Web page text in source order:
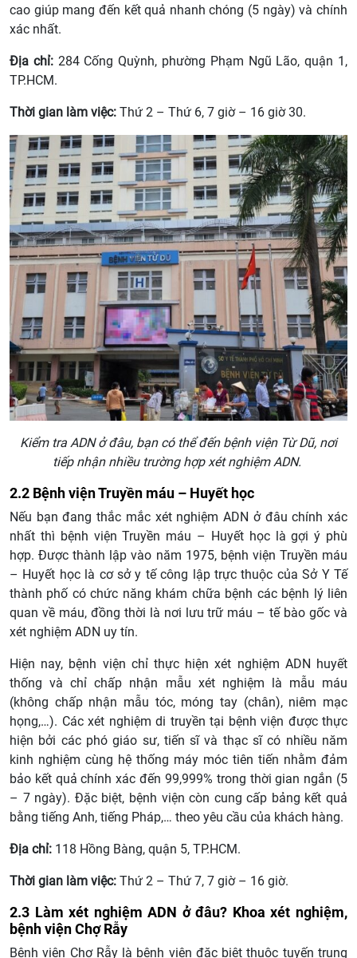
cao giúp mang đến kết quả nhanh chóng (5 ngày) và chính
xác nhất.
Địa chỉ: 284 Cống Quỳnh, phường Phạm Ngũ Lão, quận 1,
TP.HCM.
Thời gian làm việc: Thứ 2 – Thứ 6, 7 giờ – 16 giờ 30.
Kiểm tra ADN ở đâu, bạn có thể đến bệnh viện Từ Dũ, nơi
tiếp nhận nhiều trường hợp xét nghiệm ADN.
2.2 Bệnh viện Truyền máu – Huyết học
Nếu bạn đang thắc mắc xét nghiệm ADN ở đâu chính xác
nhất thì bệnh viện Truyền máu – Huyết học là gợi ý phù
hợp. Được thành lập vào năm 1975, bệnh viện Truyền máu
– Huyết học là cơ sở y tế công lập trực thuộc của Sở Y Tế
thành phố có chức năng khám chữa bệnh các bệnh lý liên
quan về máu, đồng thời là nơi lưu trữ máu – tế bào gốc và
xét nghiệm ADN uy tín.
Hiện nay, bệnh viện chỉ thực hiện xét nghiệm ADN huyết
thống và chỉ chấp nhận mẫu xét nghiệm là mẫu máu
(không chấp nhận mẫu tóc, móng tay (chân), niêm mạc
họng,…). Các xét nghiệm di truyền tại bệnh viện được thực
hiện bởi các phó giáo sư, tiến sĩ và thạc sĩ có nhiều năm
kinh nghiệm cùng hệ thống máy móc tiên tiến nhằm đảm
bảo kết quả chính xác đến 99,999% trong thời gian ngắn (5
– 7 ngày). Đặc biệt, bệnh viện còn cung cấp bảng kết quả
bằng tiếng Anh, tiếng Pháp,… theo yêu cầu của khách hàng.
Địa chỉ: 118 Hồng Bàng, quận 5, TP.HCM.
Thời gian làm việc: Thứ 2 – Thứ 7, 7 giờ – 16 giờ.
2.3 Làm xét nghiệm ADN ở đâu? Khoa xét nghiệm,
bệnh viện Chợ Rẫy
Bệnh viện Chợ Rẫy là bệnh viện đặc biệt thuộc tuyến trung